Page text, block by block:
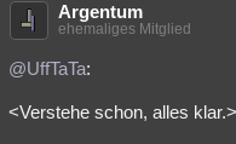
Argentum
ehemaliges Mitglied
@UffTaTa:
<Verstehe schon, alles klar.>